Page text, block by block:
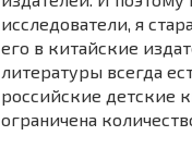
исследователи, я
его в китайские
литературы всегда
российские детские
ограничена